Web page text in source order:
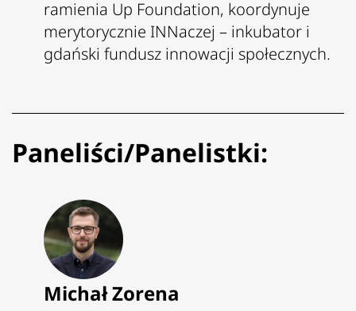
ramienia Up Foundation, koordynuje
merytorycznie INNaczej – inkubator i
gdański fundusz innowacji społecznych.
Paneliści/Panelistki:
Michał Zorena